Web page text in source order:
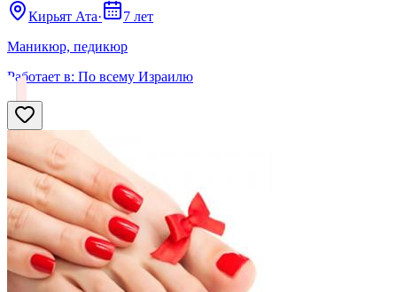
Кирьят Ата·
7 лет
Маникюр, педикюр
Работает в: По всему Израилю